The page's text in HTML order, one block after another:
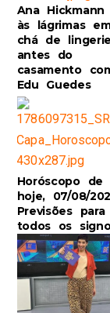
D10S: Messi se
Reprodução
Ana Hickmann
às lágrimas
chá de lingerie
antes do
casamento
Edu Guedes
Horóscopo de
hoje, 07/08/
Previsões para
todos os